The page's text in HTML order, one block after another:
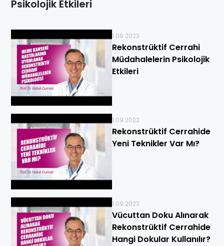
Psikolojik Etkileri
1.09.2023
Rekonstrüktif Cerrahi
Müdahalelerin Psikolojik
Etkileri
1.09.2023
Rekonstrüktif Cerrahide
Yeni Teknikler Var Mı?
1.09.2023
Vücuttan Doku Alınarak
Rekonstrüktif Cerrahide
Hangi Dokular Kullanılır?